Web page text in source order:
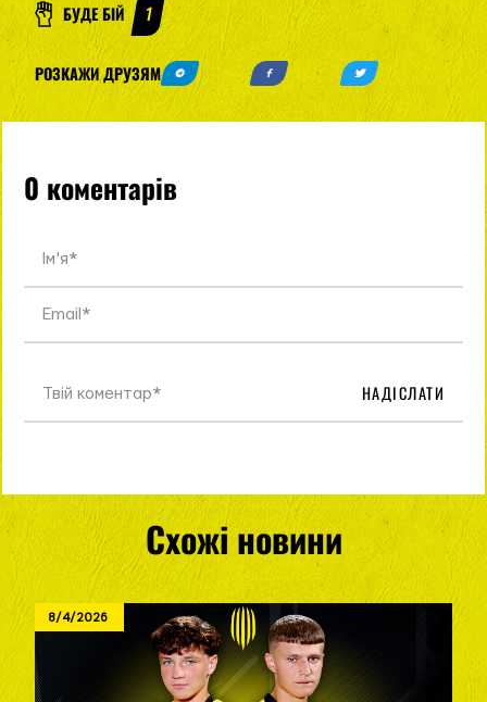
БУДЕ БІЙ 1
РОЗКАЖИ ДРУЗЯМ
0 коментарів
НАДІСЛАТИ
Схожі новини
8/4/2026